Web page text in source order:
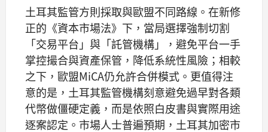
土耳其監管方則採取與歐盟不同路線。在新修
正的《資本市場法》下，當局選擇強制切割
「交易平台」與「託管機構」，避免平台一手
掌控撮合與資產保管，降低系統性風險；相較
之下，歐盟MiCA仍允許合併模式。更值得注
意的是，土耳其監管機構刻意避免過早對各類
代幣做僵硬定義，而是依照白皮書與實際用途
逐案認定。市場人士普遍預期，土耳其加密市